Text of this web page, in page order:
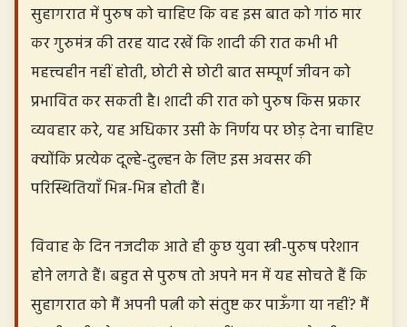
सुहागरात में पुरुष को चाहिए कि वह इस बात को गांठ मार
कर गुरुमंत्र की तरह याद रखें कि शादी की रात कभी भी
महत्त्वहीन नहीं होती, छोटी से छोटी बात सम्पूर्ण जीवन को
प्रभावित कर सकती है। शादी की रात को पुरुष किस प्रकार
व्यवहार करे, यह अधिकार उसी के निर्णय पर छोड़ देना चाहिए
क्योंकि प्रत्येक दूल्हे-दुल्हन के लिए इस अवसर की
परिस्थितियाँ भिन्न-भिन्न होती हैं।
विवाह के दिन नजदीक आते ही कुछ युवा स्त्री-पुरुष परेशान
होने लगते हैं। बहुत से पुरुष तो अपने मन में यह सोचते हैं कि
सुहागरात को मैं अपनी पत्नी को संतुष्ट कर पाऊँगा या नहीं? मैं